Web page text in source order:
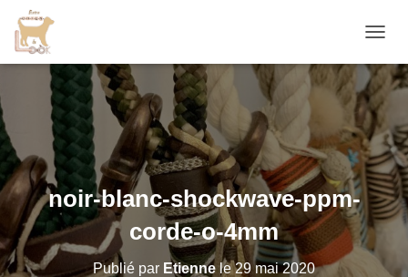
É
I
E
L
A
N
A
I
noir-blanc-shockwave-ppm-
corde-o-4mm
Publié par Etienne le29 mai 2020